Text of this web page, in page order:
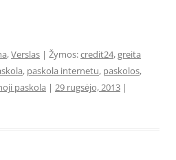
,Verslas | Žymos:credit24,greita
, paskola internetu, paskolos,
paskola | 29 rugsėjo, 2013 |